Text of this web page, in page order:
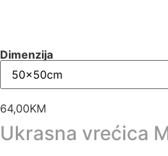
Dimenzija
64,00KM
Ukrasna vrećica